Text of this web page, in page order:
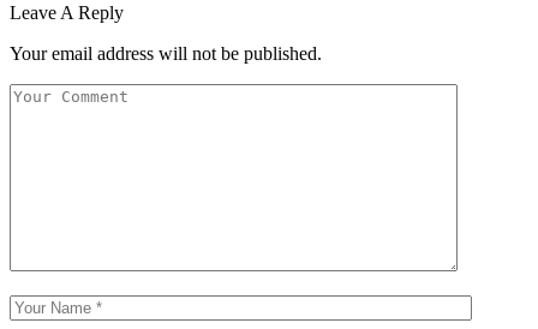
Leave A Reply
Your email address will not be published.